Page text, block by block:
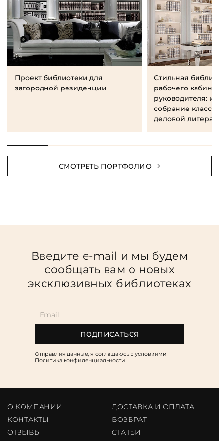
Проект библиотеки для
загородной резиденции
Стильная
рабочего
руководителя:
собрание
деловой
СМОТРЕТЬ ПОРТФОЛИО
Введите e-mail и мы будем
сообщать вам о новых
эксклюзивных библиотеках
ПОДПИСАТЬСЯ
Отправляя данные, я соглашаюсь c условиями
Политика конфиденциальности
О КОМПАНИИ
ДОСТАВКА И ОПЛАТА
КОНТАКТЫ
ВОЗВРАТ
ОТЗЫВЫ
CТАТЬИ